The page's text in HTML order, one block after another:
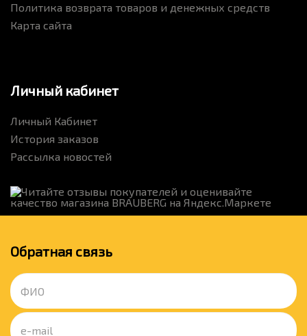
Политика возврата товаров и денежных средств
Карта сайта
Личный кабинет
Личный Кабинет
История заказов
Рассылка новостей
Обратная связь